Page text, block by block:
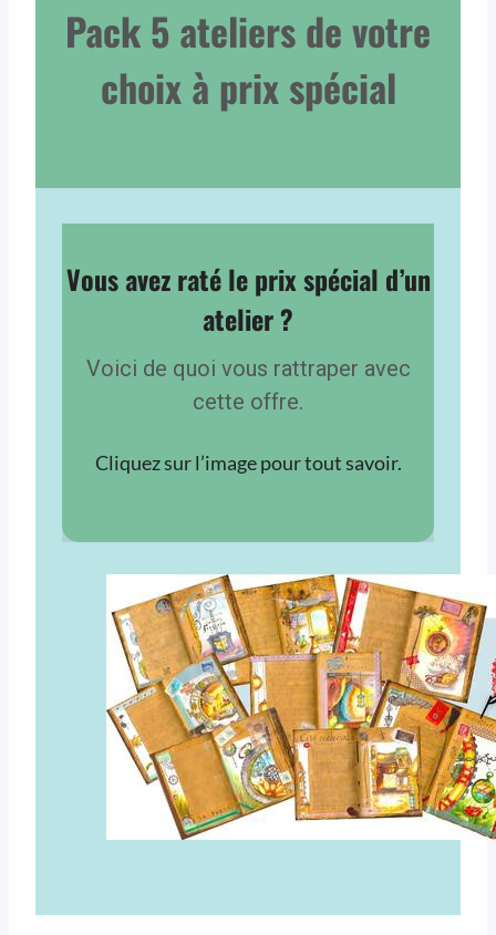
Pack 5 ateliers de votre
choix à prix spécial
Vous avez raté le prix spécial d’un
atelier ?
Voici de quoi vous rattraper avec
cette offre.
Cliquez sur l’image pour tout savoir.